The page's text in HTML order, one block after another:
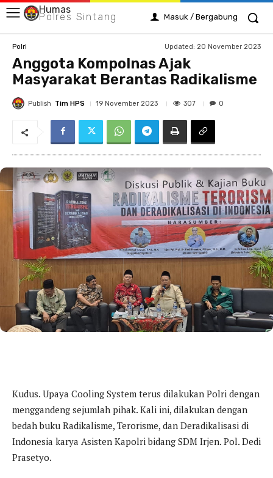
Humas
Polres Sintang Masuk / Bergabung
Polri Updated: 20 November 2023
Anggota Kompolnas Ajak
Masyarakat Berantas Radikalisme
Publish Tim HPS 19 November 2023 307 0
Kudus. Upaya Cooling System terus dilakukan Polri dengan
menggandeng sejumlah pihak. Kali ini, dilakukan dengan
bedah buku Radikalisme, Terorisme, dan Deradikalisasi di
Indonesia karya Asisten Kapolri bidang SDM Irjen. Pol. Dedi
Prasetyo.